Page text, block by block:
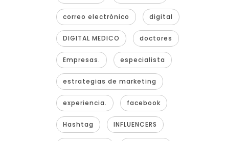
correo electrónico digital
DIGITAL MEDICO doctores
Empresas. especialista
estrategias de marketing
experiencia. facebook
Hashtag INFLUENCERS